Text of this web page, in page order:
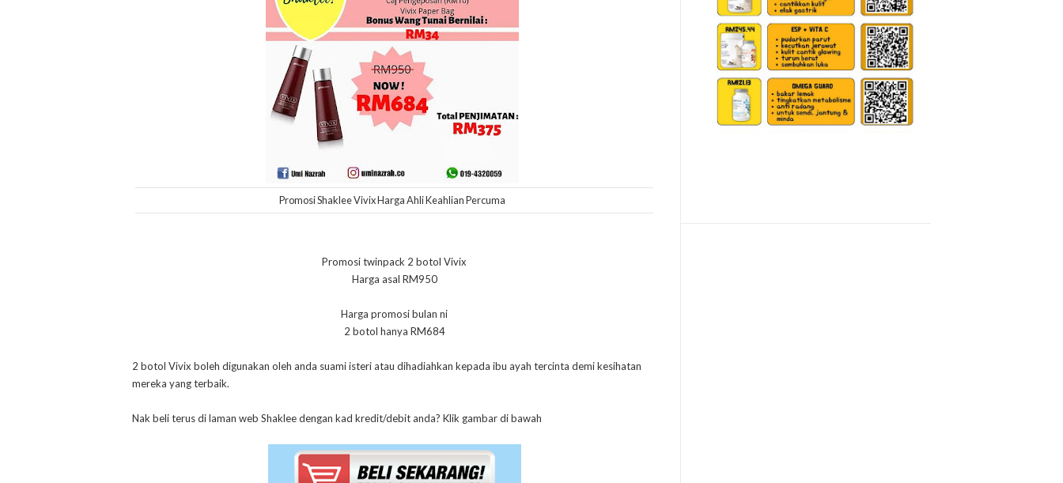
Promosi Shaklee Vivix Harga Ahli Keahlian Percuma
Promosi twinpack 2 botol Vivix
Harga asal RM950
Harga promosi bulan ni
2 botol hanya RM684
2 botol Vivix boleh digunakan oleh anda suami isteri atau dihadiahkan kepada ibu ayah tercinta demi kesihatan
mereka yang terbaik.
Nak beli terus di laman web Shaklee dengan kad kredit/debit anda? Klik gambar di bawah